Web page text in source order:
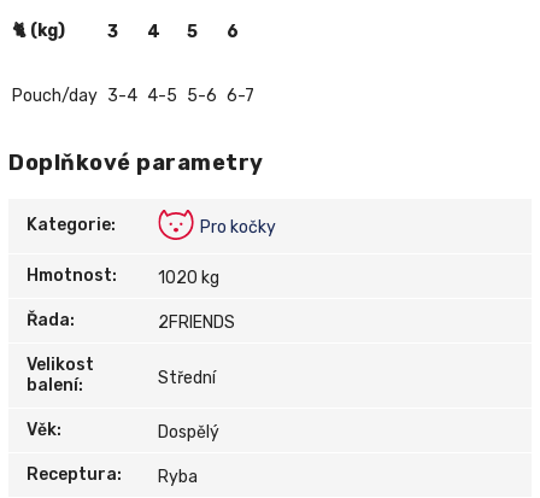
🐈 (kg) 3 4 5 6
Pouch/day 3-4 4-5 5-6 6-7
Doplňkové parametry
Kategorie: Pro kočky
Hmotnost: 1020 kg
Řada: 2FRIENDS
Velikost
balení: Střední
Věk: Dospělý
Receptura: Ryba